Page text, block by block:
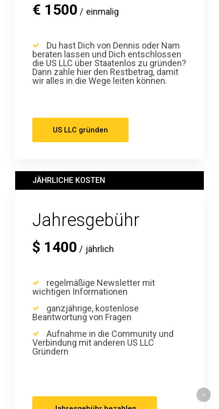
€ 1500 einmalig
Du hast Dich von Dennis oder Nam
beraten lassen und Dich entschlossen
die US LLC über Staatenlos zu gründen?
Dann zahle hier den Restbetrag, damit
wir alles in die Wege leiten können.
US LLC gründen
Jahresgebühr
JÄHRLICHE KOSTEN
$ 1400 jährlich
regelmäßige Newsletter mit
wichtigen Informationen
ganzjährige, kostenlose
Beantwortung von Fragen
Aufnahme in die Community und
Verbindung mit anderen US LLC
Gründern